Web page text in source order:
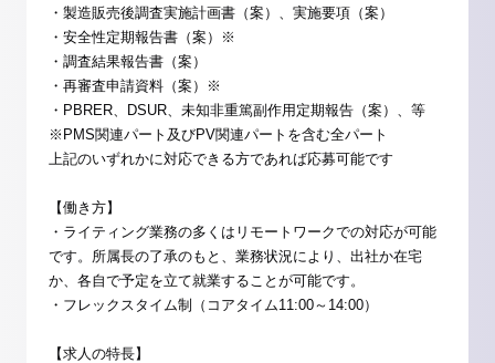
・製造販売後調査実施計画書（案）、実施要項（案）
・安全性定期報告書（案）※
・調査結果報告書（案）
・再審査申請資料（案）※
・PBRER、DSUR、未知非重篤副作用定期報告（案）、等
※PMS関連パート及びPV関連パートを含む全パート
上記のいずれかに対応できる方であれば応募可能です
【働き方】
・ライティング業務の多くはリモートワークでの対応が可能
です。所属長の了承のもと、業務状況により、出社か在宅
か、各自で予定を立て就業することが可能です。
・フレックスタイム制（コアタイム11:00～14:00）
【求人の特長】